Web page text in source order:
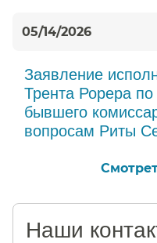
05/14/2026
Заявление
Трента Рорера
бывшего
вопросам Риты
Наши